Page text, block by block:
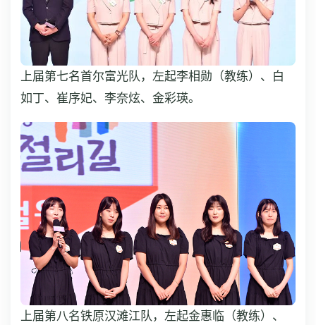
上届第七名首尔富光队，左起李相勋（教练）、白
如丁、崔序妃、李奈炫、金彩瑛。
上届第八名铁原汉滩江队，左起金惠临（教练）、